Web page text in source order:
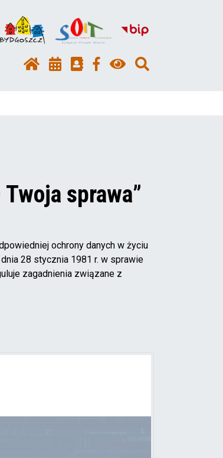
sprawa”
ochrony danych w życiu
28 stycznia 1981 r. w sprawie
zagadnienia związane z